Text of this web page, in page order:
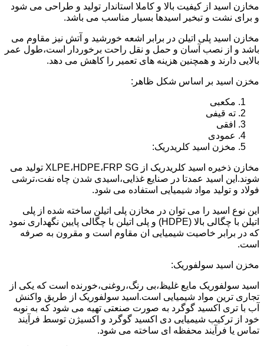
مخازن اسید از کیفیت بالا و کاملا استاندار تولید و طراحی می شود
و برای نشت و تبخیر اسیدها بسیار مناسب می باشد.
مخازن اسید پلی اتیلن در برابر اشعه خورشید و آتش نیز مقاوم می
باشد و از نصب آسان و حمل و نقل راحت برخوردار است،طول عمر
بالایی دارند و همچنین هزینه های تعمیر را کاهش می دهد.
مخزن اسید بر اساس شکل ظاهر:
مکعبی
ته قیفی
افقی
عمودی
مخزن اسید کلریدریک:
مخازن ذخیره اسید کلریدریک از XLPE،HDPE،FRP SG تولید می
شوند.این اسید عمدتا در صنایع غذایی،اسیدی شدن چاه نفت،ترشی
فولاد و تولید مواد شیمیایی استفاده می شود.
این نوع اسید را می توان در مخازن پلی اتیلن ساخته شده از پلی
اتیلن با چگالی بالا (HDPE) و پلی اتیلن با چگالی پایین نگهداری نمود
که در برابر خاصیت شیمیایی ان مقاوم است و مقرون به صرفه
است.
مخزن اسید سولفوریک:
اسید سولفوریک مایع غلیظ،بی رنگ،روغنی،خورنده است که یکی از
تجاری ترین مواد شیمیایی است.اسید سولفوریک از طریق واکنش
آب با تری اکسید گوگرد به صورت صنعتی تهیه می شود که به نوبه
خود از ترکیب شیمیایی دی اکسید گوگرد و اکسیژن توسط فرآیند
تماس یا فرآیند محفظه ای ساخته می شود.